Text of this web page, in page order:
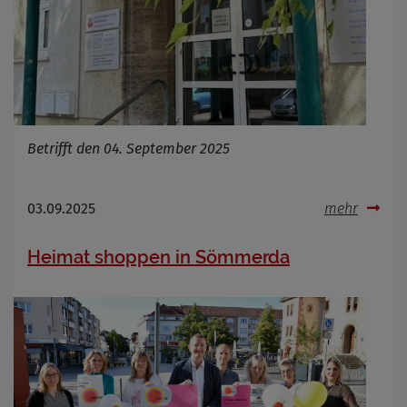
Betrifft den 04. September 2025
03.09.2025 mehr
Heimat shoppen in Sömmerda
Infos schließen